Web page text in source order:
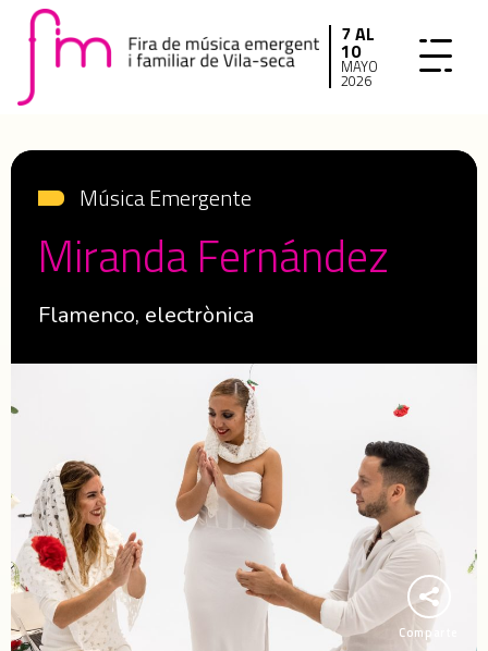
7 AL
10
MAYO
2026
Música Emergente
Miranda Fernández
Flamenco, electrònica
Comparte